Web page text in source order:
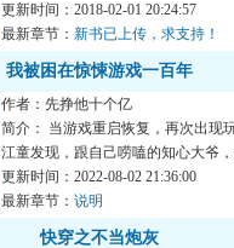
“盘古星域”，星际大移民浪潮...
更新时间：2018-02-01 20:24:57
最新章节： 新书已上传，求支持！
我被困在惊悚游戏一百年
作者：先挣他十个亿
简介： 当游戏重启恢复，再次出现
江童发现，跟自己唠嗑的知心大爷
家怎么如此害怕...
更新时间：2022-08-02 21:36:00
最新章节： 说明
快穿之不当炮灰